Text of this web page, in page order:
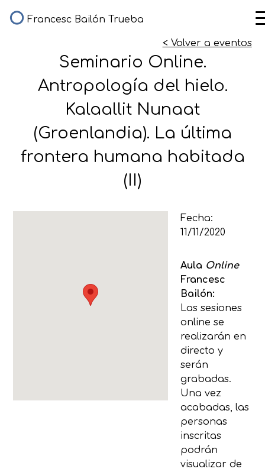
Francesc Bailón Trueba
< Volver a eventos
Seminario Online.
Antropología del hielo.
Kalaallit Nunaat
(Groenlandia). La última
frontera humana habitada
(II)
Fecha:
11/11/2020
Aula Online
Francesc
Bailón:
Las sesiones
online se
realizarán en
directo y
serán
grabadas.
Una vez
acabadas, las
personas
inscritas
podrán
visualizar de